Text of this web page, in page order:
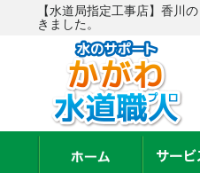
【水道局指定工事店】香川
きました。